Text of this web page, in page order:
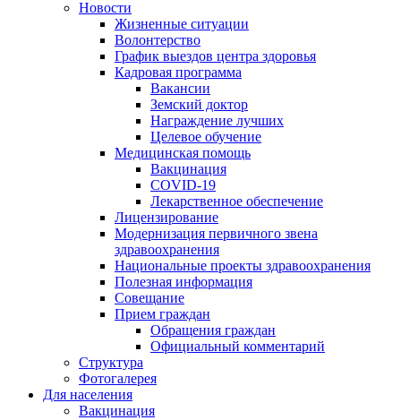
Новости
Жизненные ситуации
Волонтерство
График выездов центра здоровья
Кадровая программа
Вакансии
Земский доктор
Награждение лучших
Целевое обучение
Медицинская помощь
Вакцинация
COVID-19
Лекарственное обеспечение
Лицензирование
Модернизация первичного звена
здравоохранения
Национальные проекты здравоохранения
Полезная информация
Совещание
Прием граждан
Обращения граждан
Официальный комментарий
Структура
Фотогалерея
Для населения
Вакцинация